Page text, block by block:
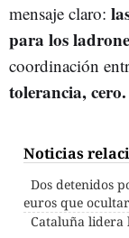
mensaje claro:
para los
coordinación
tolerancia, cero.
Noticias
Dos detenidos
euros que
Cataluña lidera